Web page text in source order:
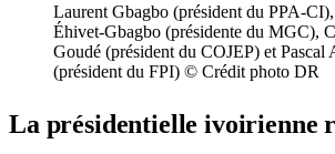
Laurent Gbagbo (président du PPA-
Éhivet-Gbagbo (présidente du MGC),
Goudé (président du COJEP) et Pascal
(président du FPI) © Crédit photo DR
La présidentielle ivoirienne